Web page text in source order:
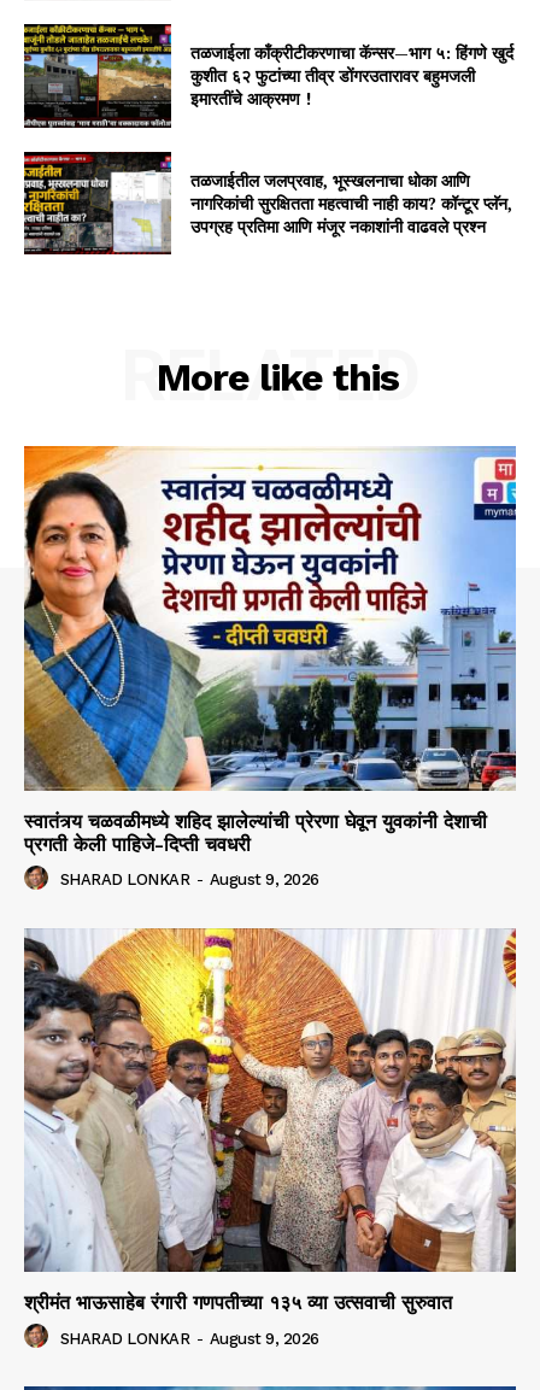
तळजाईला काँक्रीटीकरणाचा कॅन्सर—भाग ५: हिंगणे खुर्द
कुशीत ६२ फुटांच्या तीव्र डोंगरउतारावर बहुमजली
इमारतींचे आक्रमण !
तळजाईतील जलप्रवाह, भूस्खलनाचा धोका आणि
नागरिकांची सुरक्षितता महत्वाची नाही काय? कॉन्टूर प्लॅन,
उपग्रह प्रतिमा आणि मंजूर नकाशांनी वाढवले प्रश्न
More like this
RELATED
स्वातंत्र्य चळवळीमध्ये शहिद झालेल्यांची प्रेरणा घेवून युवकांनी देशाची
प्रगती केली पाहिजे-दिप्ती चवधरी
SHARAD LONKAR - August 9, 2026
श्रीमंत भाऊसाहेब रंगारी गणपतीच्या १३५ व्या उत्सवाची सुरुवात
SHARAD LONKAR - August 9, 2026